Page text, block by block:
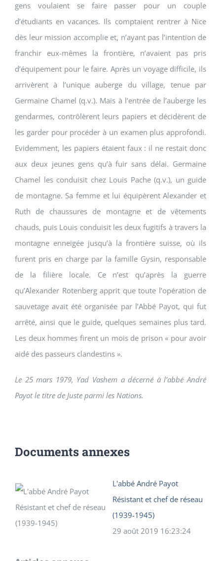
gens voulaient se faire passer pour un couple
d’étudiants en vacances. Ils comptaient rentrer à Nice
dès leur mission accomplie et, n’ayant pas l’intention de
franchir eux-mêmes la frontière, n’avaient pas pris
d’équipement pour le faire. Après un voyage difficile, ils
arrivèrent à l’unique auberge du village, tenue par
Germaine Chamel (q.v.). Mais à l’entrée de l’auberge les
gendarmes, contrôlèrent leurs papiers et décidèrent de
les garder pour procéder à un examen plus approfondi.
Evidemment, les papiers étaient faux : il ne restait donc
aux deux jeunes gens qu’à fuir sans délai. Germaine
Chamel les conduisit chez Louis Pache (q.v.), un guide
de montagne. Sa femme et lui équipèrent Alexander et
Ruth de chaussures de montagne et de vêtements
chauds, puis Louis conduisit les deux fugitifs à travers la
montagne enneigée jusqu’à la frontière suisse, où ils
furent pris en charge par la famille Gysin, responsable
de la filière locale. Ce n’est qu’après la guerre
qu’Alexander Rotenberg apprit que toute l’opération de
sauvetage avait été organisée par l’Abbé Payot, qui fut
arrêté, ainsi que le guide, quelques semaines plus tard.
Les deux hommes firent un mois de prison « pour avoir
aidé des passeurs clandestins ».
Le 25 mars 1979, Yad Vashem a décerné à l’abbé André
Payot le titre de Juste parmi les Nations.
Documents annexes
L'abbé André Payot
Résistant et chef de réseau
(1939-1945)
29 août 2019 16:23:24